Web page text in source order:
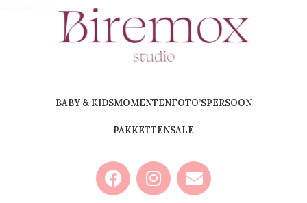
BABY & KIDSMOMENTENFOTO’SPERSOON
PAKKETTENSALE